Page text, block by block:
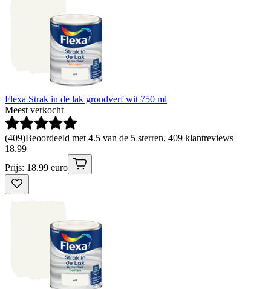
Flexa Strak in de lak grondverf wit 750 ml
Meest verkocht
(409)Beoordeeld met 4.5 van de 5 sterren, 409 klantreviews
18.99
Prijs: 18.99 euro